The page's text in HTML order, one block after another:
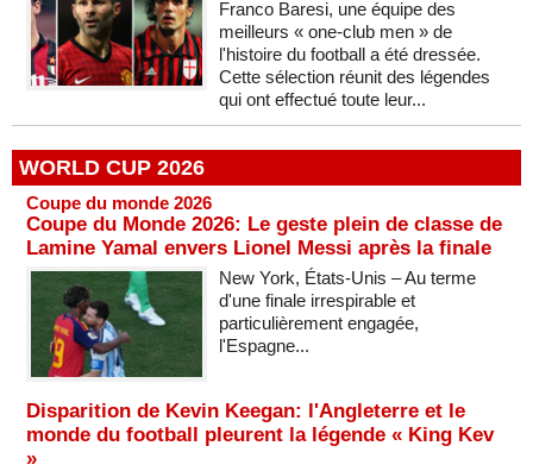
Franco Baresi, une équipe des
meilleurs « one-club men » de
l'histoire du football a été dressée.
Cette sélection réunit des légendes
qui ont effectué toute leur...
WORLD CUP 2026
Coupe du monde 2026
Coupe du Monde 2026: Le geste plein de classe de
Lamine Yamal envers Lionel Messi après la finale
New York, États-Unis – Au terme
d'une finale irrespirable et
particulièrement engagée,
l'Espagne...
Disparition de Kevin Keegan: l'Angleterre et le
monde du football pleurent la légende « King Kev
»